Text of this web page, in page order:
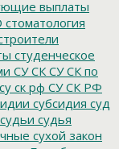
выплаты
стоматология
студенческое
СУ СК СУ СК по
су ск рф СУ СК РФ
субсидия суд
судьи судья
сухой закон